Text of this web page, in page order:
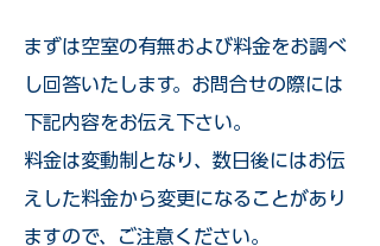
まずは空室の有無および料金をお調べ
し回答いたします。お問合せの際には
下記内容をお伝え下さい。
料金は変動制となり、数日後にはお伝
えした料金から変更になることがあり
ますので、ご注意ください。